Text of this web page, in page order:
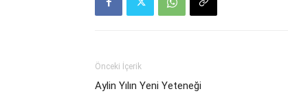
Önceki İçerik
Aylin Yılın Yeni Yeteneği